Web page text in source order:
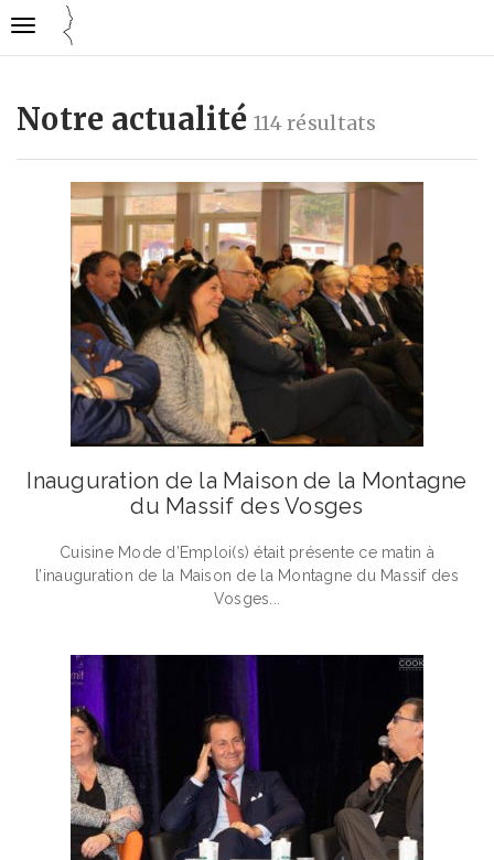
Gestion des traceurs
Cuisine
emploi
Ouvrir
Notre actualité114 résultats
Inauguration de la Maison de la Montagne
du Massif des Vosges
Cuisine Mode d’Emploi(s) était présente ce matin à
l’inauguration de la Maison de la Montagne du Massif des
Vosges...